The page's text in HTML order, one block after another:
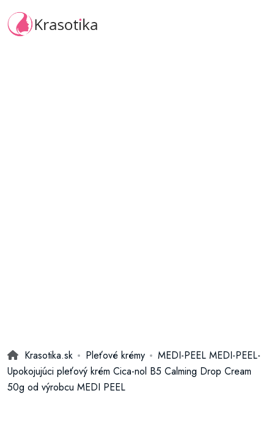
Krasotika.sk Pleťové krémy
MEDI-PEEL MEDI-PEEL-
Upokojujúci pleťový krém Cica-nol B5 Calming Drop Cream
50g od výrobcu MEDI PEEL